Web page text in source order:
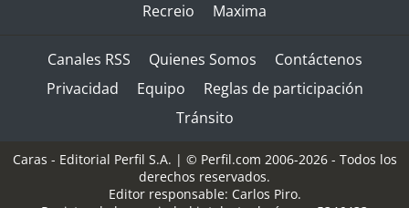
Recreio
Maxima
Canales RSS Quienes Somos
Contáctenos
Privacidad
Equipo
Reglas de participación
Tránsito
Caras - Editorial Perfil S.A. | © Perfil.com 2006-2026 - Todos los
derechos reservados.
Editor responsable: Carlos Piro.